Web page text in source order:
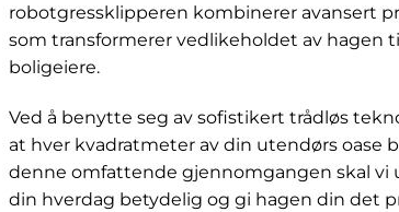
robotgressklipperen kombinerer avansert
som transformerer vedlikeholdet av hagen
boligeiere.
Ved å benytte seg av sofistikert trådløs
at hver kvadratmeter av din utendørs
denne omfattende gjennomgangen skal vi
din hverdag betydelig og gi hagen din det